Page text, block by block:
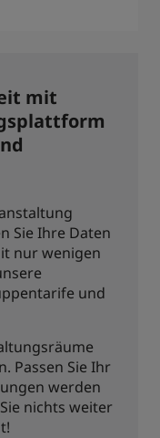
mit
Sie Ihre Daten
nur wenigen
und
Passen Sie Ihr
werden
nichts weiter